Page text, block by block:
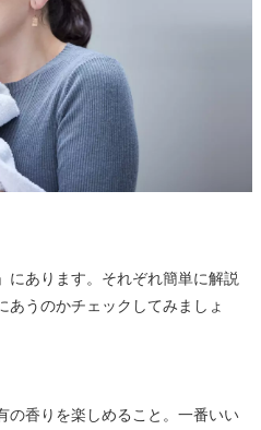
にあります。それぞれ簡単に解説
あうのかチェックしてみましょ
の香りを楽しめること。一番いい